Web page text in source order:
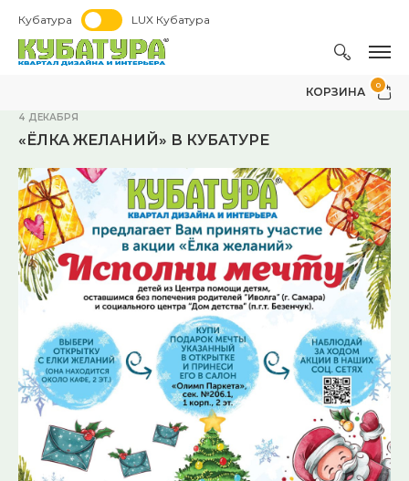
Кубатура LUX Кубатура
КОРЗИНА
0
4 ДЕКАБРЯ
«ЁЛКА ЖЕЛАНИЙ» В КУБАТУРЕ